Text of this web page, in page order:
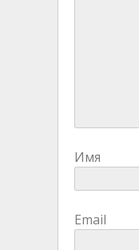
Имя
Email